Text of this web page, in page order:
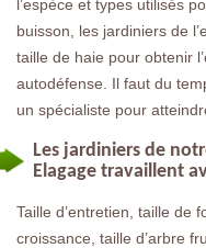
l’espèce et types utilisés
buisson, les jardiniers de
taille de haie pour obtenir
autodéfense. Il faut du
un spécialiste pour
Les jardiniers de
Elagage travaillent
Taille d’entretien, taille de
croissance, taille d’arbre